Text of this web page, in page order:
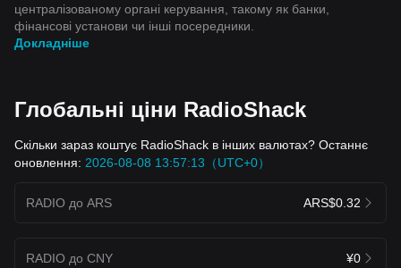
централізованому органі керування, такому як банки,
фінансові установи чи інші посередники.
Докладніше
Глобальні ціни RadioShack
Скільки зараз коштує RadioShack в інших валютах? Останнє
оновлення: 2026-08-08 13:57:13（UTC+0）
RADIO до ARS ARS$0.32
RADIO до CNY ¥0